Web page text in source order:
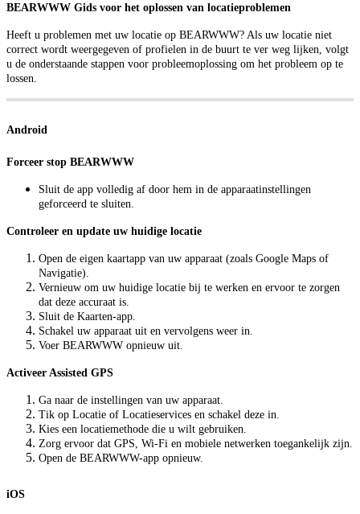
BEARWWW Gids voor het oplossen van locatieproblemen
Heeft u problemen met uw locatie op BEARWWW? Als uw locatie niet
correct wordt weergegeven of profielen in de buurt te ver weg lijken, volgt
u de onderstaande stappen voor probleemoplossing om het probleem op te
lossen.
Android
Forceer stop BEARWWW
Sluit de app volledig af door hem in de apparaatinstellingen
geforceerd te sluiten.
Controleer en update uw huidige locatie
Open de eigen kaartapp van uw apparaat (zoals Google Maps of
Navigatie).
Vernieuw om uw huidige locatie bij te werken en ervoor te zorgen
dat deze accuraat is.
Sluit de Kaarten-app.
Schakel uw apparaat uit en vervolgens weer in.
Voer BEARWWW opnieuw uit.
Activeer Assisted GPS
Ga naar de instellingen van uw apparaat.
Tik op Locatie of Locatieservices en schakel deze in.
Kies een locatiemethode die u wilt gebruiken.
Zorg ervoor dat GPS, Wi-Fi en mobiele netwerken toegankelijk zijn.
Open de BEARWWW-app opnieuw.
iOS